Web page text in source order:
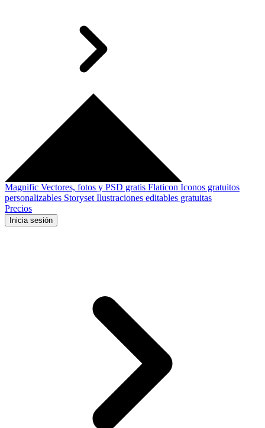
Magnific Vectores, fotos y PSD gratis Flaticon Iconos gratuitos
personalizables Storyset Ilustraciones editables gratuitas
Precios
Inicia sesión